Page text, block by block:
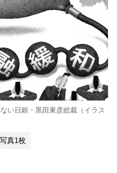
い日銀・黒田東彦総裁（イラス
写真1枚